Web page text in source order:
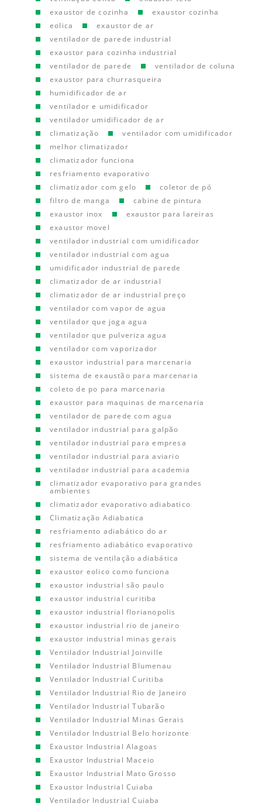
exaustor de cozinha
exaustor cozinha
eolica
exaustor de ar
ventilador de parede industrial
exaustor para cozinha industrial
ventilador de parede
ventilador de coluna
exaustor para churrasqueira
humidificador de ar
ventilador e umidificador
ventilador umidificador de ar
climatização
ventilador com umidificador
melhor climatizador
climatizador funciona
resfriamento evaporativo
climatizador com gelo
coletor de pó
filtro de manga
cabine de pintura
exaustor inox
exaustor para lareiras
exaustor movel
ventilador industrial com umidificador
ventilador industrial com agua
umidificador industrial de parede
climatizador de ar industrial
climatizador de ar industrial preço
ventilador com vapor de agua
ventilador que joga agua
ventilador que pulveriza agua
ventilador com vaporizador
exaustor industrial para marcenaria
sistema de exaustão para marcenaria
coleto de po para marcenaria
exaustor para maquinas de marcenaria
ventilador de parede com agua
ventilador industrial para galpão
ventilador industrial para empresa
ventilador industrial para aviario
ventilador industrial para academia
climatizador evaporativo para grandes
ambientes
climatizador evaporativo adiabatico
Climatização Adiabatica
resfriamento adiabático do ar
resfriamento adiabático evaporativo
sistema de ventilação adiabática
exaustor eolico como funciona
exaustor industrial são paulo
exaustor industrial curitiba
exaustor industrial florianopolis
exaustor industrial rio de janeiro
exaustor industrial minas gerais
Ventilador Industrial Joinville
Ventilador Industrial Blumenau
Ventilador Industrial Curitiba
Ventilador Industrial Rio de Janeiro
Ventilador Industrial Tubarão
Ventilador Industrial Minas Gerais
Ventilador Industrial Belo horizonte
Exaustor Industrial Alagoas
Exaustor Industrial Maceio
Exaustor Industrial Mato Grosso
Exaustor Industrial Cuiaba
Ventilador Industrial Cuiaba